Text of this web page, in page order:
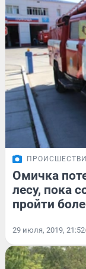
Омичка
лесу, пока
пройти
29 июля, 2019, 21:52